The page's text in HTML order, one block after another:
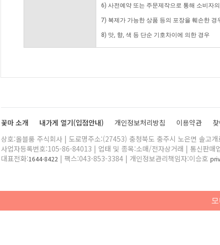
6) 사전예약 또는 주문제작으로 통해 소비자
7) 복제가 가능한 상품 등의 포장을 훼손한 경
8) 맛, 향, 색 등 단순 기호차이에 의한 경우
꽃마 소개 내가게 열기(입점안내) 개인정보처리방침 이용약관
상호:올블룸 주식회사 | 도로명주소:(27453) 충청북도 충주시 노은면 솔고
사업자등록번호:105-86-84013 | 업태 및 종목:소매/전자상거래 | 통신판매
대표전화:1644-8422 | 팩스:043-853-3384 | 개인정보관리책임자:이승호